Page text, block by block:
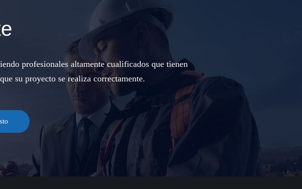
profesionales altamente cualificados que tienen
su proyecto se realiza correctamente.